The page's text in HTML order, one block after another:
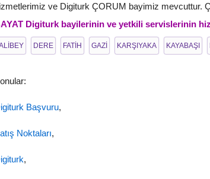
ve Digiturk ÇORUM bayimiz mevcuttur.
Digiturk bayilerinin ve yetkili servislerinin
DERE FATİH GAZİ KARŞIYAKA KAYABAŞI
Başvuru,
Noktaları,
,